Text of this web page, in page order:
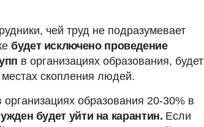
чей труд не подразумевает
будет исключено проведение
в организациях образования, будет
скопления людей.
образования 20-30% в
будет уйти на карантин. Если